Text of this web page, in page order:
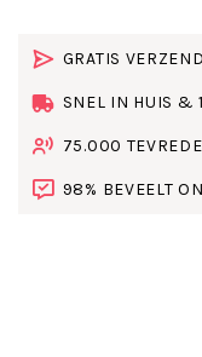
GRATIS
SNEL IN HUIS &
75.000
98% BEVEELT